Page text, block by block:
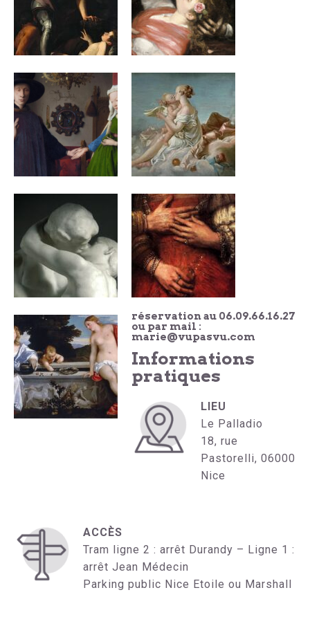
réservation au 06.09.66.16.27
ou par mail :
marie@vupasvu.com
Informations
pratiques
LIEU
Le Palladio
18, rue
Pastorelli, 06000
Nice
ACCÈS
Tram ligne 2 : arrêt Durandy – Ligne 1 :
arrêt Jean Médecin
Parking public Nice Etoile ou Marshall